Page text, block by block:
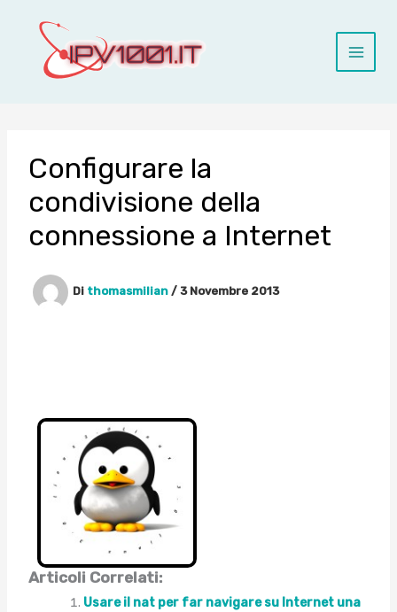
contenuto
Configurare la
condivisione della
connessione a Internet
Di thomasmilian / 3 Novembre 2013
Articoli Correlati:
Usare il nat per far navigare su Internet una